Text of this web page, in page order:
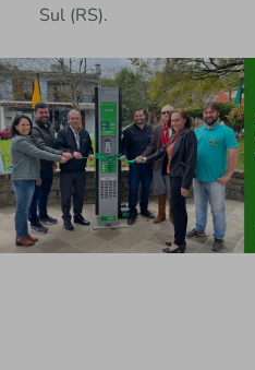
Sul (RS).